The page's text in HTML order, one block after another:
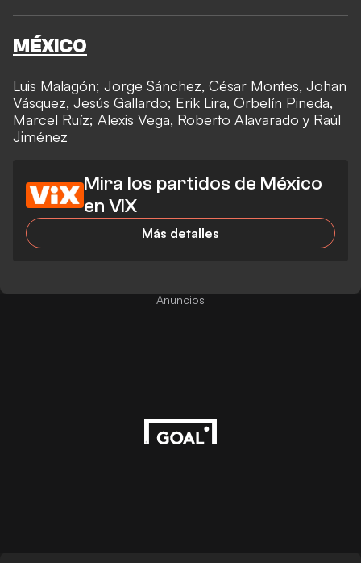
MÉXICO
Luis Malagón; Jorge Sánchez, César Montes, Johan
Vásquez, Jesús Gallardo; Erik Lira, Orbelín Pineda,
Marcel Ruíz; Alexis Vega, Roberto Alavarado y Raúl
Jiménez
Mira los partidos de México
en VIX
Más detalles
Anuncios